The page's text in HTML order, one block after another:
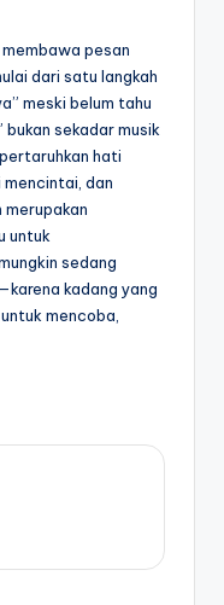
pesan
dari satu langkah
meski belum tahu
sekadar musik
hati
dan
merupakan
untuk
sedang
kadang yang
mencoba,